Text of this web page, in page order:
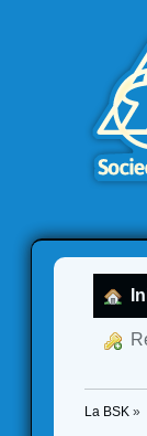
La BSK »